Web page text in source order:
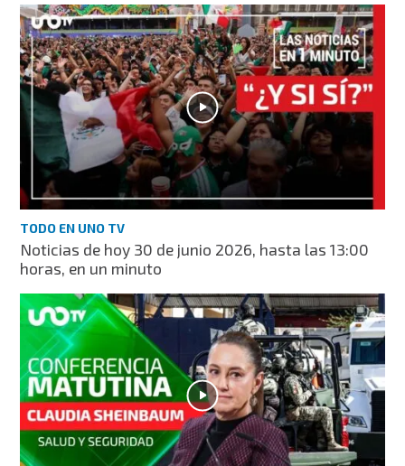
TODO EN UNO TV
Noticias de hoy 30 de junio 2026, hasta las 13:00
horas, en un minuto